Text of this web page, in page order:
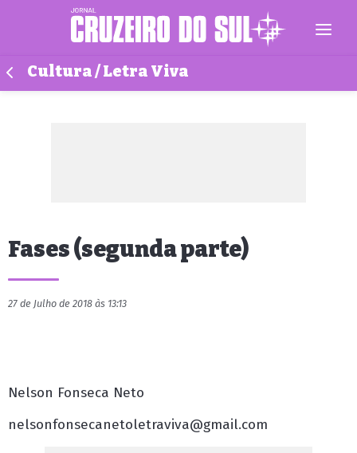
Cultura / Letra Viva
Fases (segunda parte)
27 de Julho de 2018 às 13:13
Nelson Fonseca Neto
nelsonfonsecanetoletraviva@gmail.com